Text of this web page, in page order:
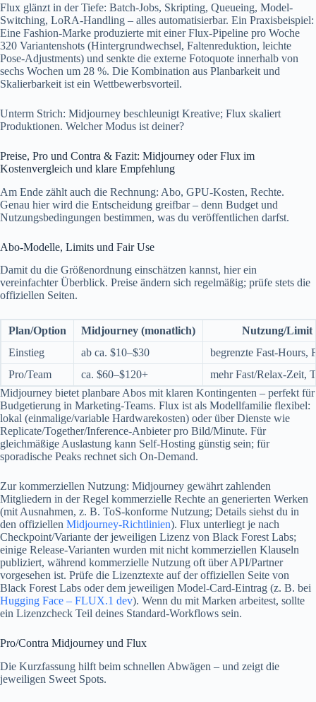
Flux glänzt in der Tiefe: Batch-Jobs, Skripting, Queueing, Model-
Switching, LoRA-Handling – alles automatisierbar. Ein Praxisbeispiel:
Eine Fashion-Marke produzierte mit einer Flux-Pipeline pro Woche
320 Variantenshots (Hintergrundwechsel, Faltenreduktion, leichte
Pose-Adjustments) und senkte die externe Fotoquote innerhalb von
sechs Wochen um 28 %. Die Kombination aus Planbarkeit und
Skalierbarkeit ist ein Wettbewerbsvorteil.
Unterm Strich: Midjourney beschleunigt Kreative; Flux skaliert
Produktionen. Welcher Modus ist deiner?
Preise, Pro und Contra & Fazit: Midjourney oder Flux im
Kostenvergleich und klare Empfehlung
Am Ende zählt auch die Rechnung: Abo, GPU-Kosten, Rechte.
Genau hier wird die Entscheidung greifbar – denn Budget und
Nutzungsbedingungen bestimmen, was du veröffentlichen darfst.
Abo-Modelle, Limits und Fair Use
Damit du die Größenordnung einschätzen kannst, hier ein
vereinfachter Überblick. Preise ändern sich regelmäßig; prüfe stets die
offiziellen Seiten.
Plan/Option Midjourney (monatlich)
Nutzung/Limit
Einstieg
ab ca. $10–$30
begrenzte Fast-Hours,
Pro/Team
ca. $60–$120+
mehr Fast/Relax-Zeit,
Midjourney bietet planbare Abos mit klaren Kontingenten – perfekt für
Budgetierung in Marketing-Teams. Flux ist als Modellfamilie flexibel:
lokal (einmalige/variable Hardwarekosten) oder über Dienste wie
Replicate/Together/Inference-Anbieter pro Bild/Minute. Für
gleichmäßige Auslastung kann Self-Hosting günstig sein; für
sporadische Peaks rechnet sich On-Demand.
Zur kommerziellen Nutzung: Midjourney gewährt zahlenden
Mitgliedern in der Regel kommerzielle Rechte an generierten Werken
(mit Ausnahmen, z. B. ToS-konforme Nutzung; Details siehst du in
den offiziellen Midjourney‑Richtlinien). Flux unterliegt je nach
Checkpoint/Variante der jeweiligen Lizenz von Black Forest Labs;
einige Release-Varianten wurden mit nicht kommerziellen Klauseln
publiziert, während kommerzielle Nutzung oft über API/Partner
vorgesehen ist. Prüfe die Lizenztexte auf der offiziellen Seite von
Black Forest Labs oder dem jeweiligen Model-Card-Eintrag (z. B. bei
Hugging Face – FLUX.1 dev). Wenn du mit Marken arbeitest, sollte
ein Lizenzcheck Teil deines Standard-Workflows sein.
Pro/Contra Midjourney und Flux
Die Kurzfassung hilft beim schnellen Abwägen – und zeigt die
jeweiligen Sweet Spots.